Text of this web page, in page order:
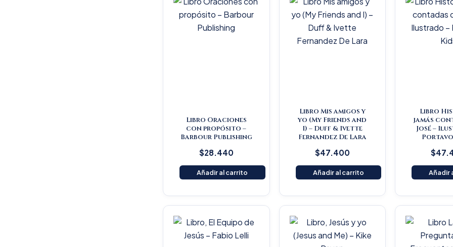
Libro Oraciones
con propósito –
Barbour Publishing
$28.440
Añadir al carrito
Libro Mis amigos y
yo (My Friends and
I) – Duff & Ivette
Fernandez De Lara
$47.400
Añadir al carrito
Libro
jamás
José –
$
Añadir